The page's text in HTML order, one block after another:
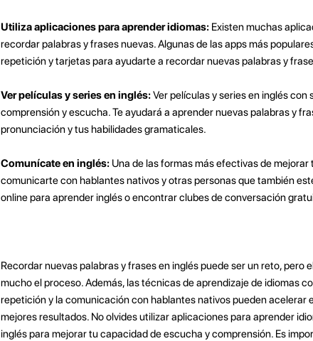
Utiliza aplicaciones para aprender idiomas:Existen muchas
recordar palabras y frases nuevas. Algunas de las apps más
repetición y tarjetas para ayudarte a recordar nuevas palabras y
Ver películas y series en inglés:Ver películas y series en inglés con
comprensión y escucha. Te ayudará a aprender nuevas palabras y
pronunciación y tus habilidades gramaticales.
Comunícate en inglés:Una de las formas más efectivas de
comunicarte con hablantes nativos y otras personas que también
online para aprender inglés o encontrar clubes de conversación
Recordar nuevas palabras y frases en inglés puede ser un reto,
mucho el proceso. Además, las técnicas de aprendizaje de idiomas
repetición y la comunicación con hablantes nativos pueden acelerar
mejores resultados. No olvides utilizar aplicaciones para aprender
inglés para mejorar tu capacidad de escucha y comprensión. Es